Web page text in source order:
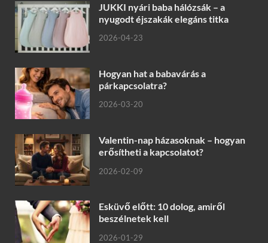
JUKKI nyári baba hálózsák – a
nyugodt éjszakák elegáns titka
2026-04-23
Hogyan hat a babavárás a
párkapcsolatra?
2026-03-20
Valentin-nap házasoknak – hogyan
erősítheti a kapcsolatot?
2026-02-09
Esküvő előtt: 10 dolog, amiről
beszélnetek kell
2026-01-29